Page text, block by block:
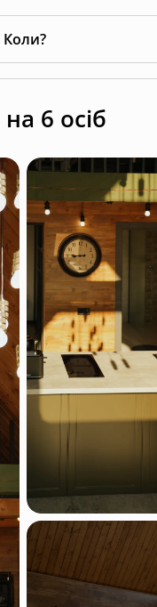
Коли?
6 осіб